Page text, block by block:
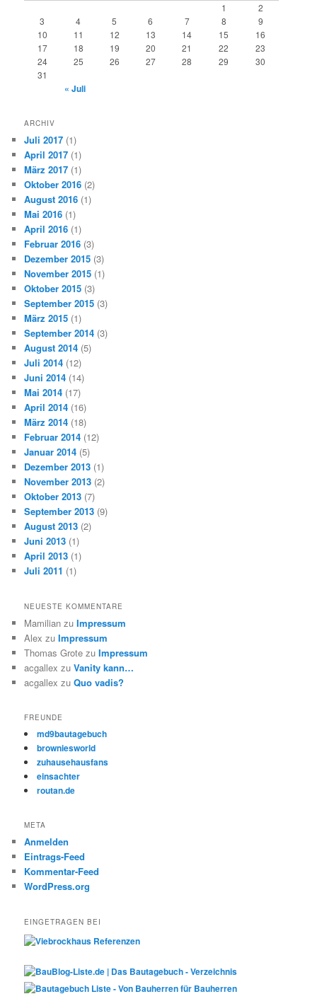
1
2
3
4 5 6 7 8
9
10
11 12 13 14 15
16
17
18 19 20 21 22
23
24
25 26 27 28 29
30
31
« Juli
ARCHIV
Juli 2017 (1)
April 2017 (1)
März 2017 (1)
Oktober 2016 (2)
August 2016 (1)
Mai 2016 (1)
April 2016 (1)
Februar 2016 (3)
Dezember 2015 (3)
November 2015 (1)
Oktober 2015 (3)
September 2015 (3)
März 2015 (1)
September 2014 (3)
August 2014 (5)
Juli 2014 (12)
Juni 2014 (14)
Mai 2014 (17)
April 2014 (16)
März 2014 (18)
Februar 2014 (12)
Januar 2014 (5)
Dezember 2013 (1)
November 2013 (2)
Oktober 2013 (7)
September 2013 (9)
August 2013 (2)
Juni 2013 (1)
April 2013 (1)
Juli 2011 (1)
NEUESTE KOMMENTARE
Mamilian zuImpressum
Alex zuImpressum
Thomas Grote zuImpressum
acgallex zuVanity kann…
acgallex zuQuo vadis?
FREUNDE
md9bautagebuch
browniesworld
zuhausehausfans
einsachter
routan.de
META
Anmelden
Eintrags-Feed
Kommentar-Feed
WordPress.org
EINGETRAGEN BEI